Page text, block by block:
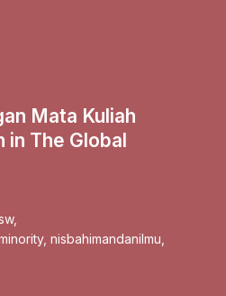
Mata Kuliah
in The Global
,
, nisbahimandanilmu